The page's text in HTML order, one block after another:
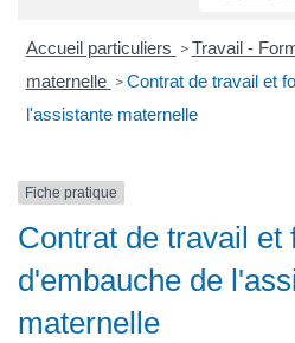
Accueil particuliers > Travail -
maternelle > Contrat de travail et
l'assistante maternelle
Fiche pratique
Contrat de travail et
d'embauche de
maternelle